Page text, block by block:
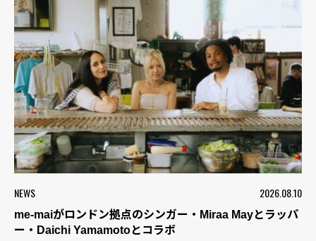
NEWS 2026.08.10
me-maiがロンドン拠点のシンガー・Miraa Mayとラッパ
ー・Daichi Yamamotoとコラボ